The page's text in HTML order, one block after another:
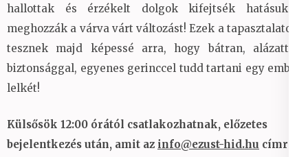
hallottak és érzékelt dolgok kifejtsék hatásukat,
meghozzák a várva várt változást! Ezek a tapasztalatok,
tesznek majd képessé arra, hogy bátran, alázattal,
biztonsággal, egyenes gerinccel tudd tartani egy ember
lelkét!
Külsősök 12:00 órától csatlakozhatnak, előzetes
bejelentkezés után, amit az info@ezust-hid.hu címre